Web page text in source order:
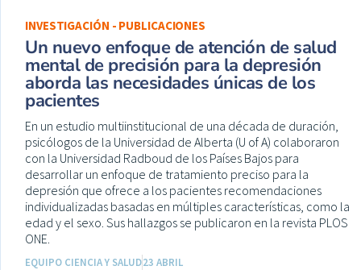
INVESTIGACIÓN - PUBLICACIONES
Un nuevo enfoque de atención de salud
mental de precisión para la depresión
aborda las necesidades únicas de los
pacientes
En un estudio multiinstitucional de una década de duración,
psicólogos de la Universidad de Alberta (U of A) colaboraron
con la Universidad Radboud de los Países Bajos para
desarrollar un enfoque de tratamiento preciso para la
depresión que ofrece a los pacientes recomendaciones
individualizadas basadas en múltiples características, como la
edad y el sexo. Sus hallazgos se publicaron en la revista PLOS
ONE.
EQUIPO CIENCIA Y SALUD23 ABRIL